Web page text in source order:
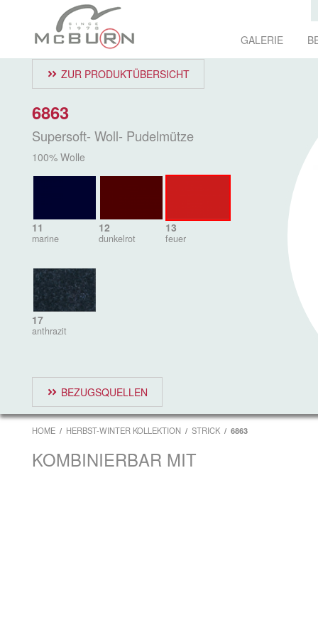
GALERIE
ZUR PRODUKTÜBERSICHT
6863
Supersoft- Woll- Pudelmütze
100% Wolle
11
marine
12
dunkelrot
13
feuer
17
anthrazit
BEZUGSQUELLEN
HOME HERBST-WINTER KOLLEKTION STRICK 6863
KOMBINIERBAR MIT